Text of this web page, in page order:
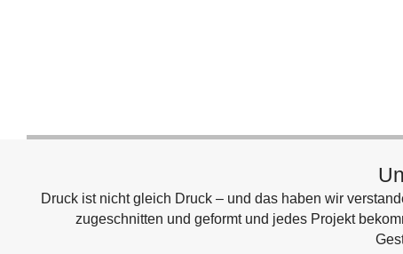
Druck ist nicht gleich Druck – und das haben wir
zugeschnitten und geformt und jedes Projekt